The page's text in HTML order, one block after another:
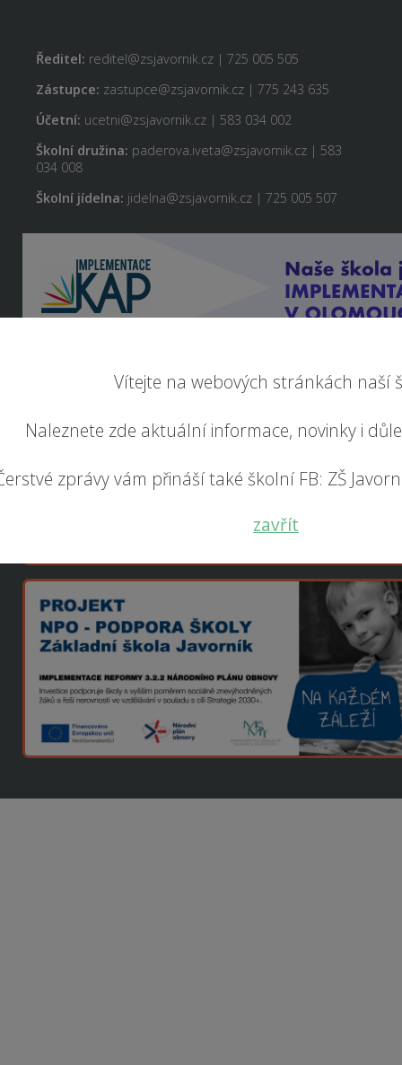
Vítejte na webových stránkách naší
Naleznete zde aktuální informace, novinky i
zprávy vám přináší také školní FB: ZŠ
zavřít
Ředitel: reditel@zsjavornik.cz | 725 005 505
Zástupce: zastupce@zsjavornik.cz | 775 243 635
Účetní: ucetni@zsjavornik.cz | 583 034 002
Školní družina: paderova.iveta@zsjavornik.cz | 583
034 008
Školní jídelna: jidelna@zsjavornik.cz | 725 005 507